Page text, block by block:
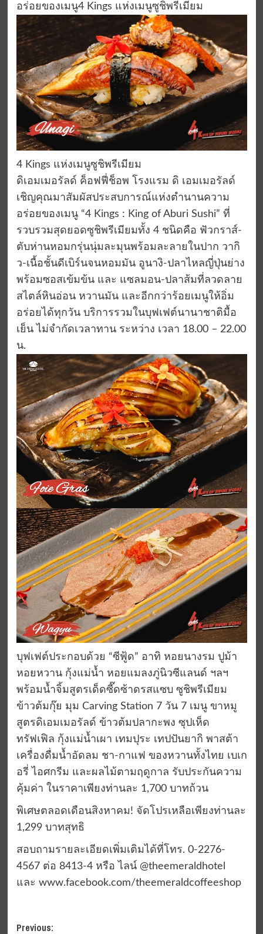
อร่อยของเมนู4 Kings แห่งเมนูซูชิพรีเมียม
4 Kings แห่งเมนูซูชิพรีเมียม
ดิเอมเมอรัลด์ ค็อฟฟี่ช็อพ โรงแรม ดิ เอมเมอรัลด์
เชิญคุณมาสัมผัสประสบการณ์แห่งตำนานความ
อร่อยของเมนู “4 Kings : King of Aburi Sushi” ที่
รวบรวมสุดยอดซูชิพรีเมียมทั้ง 4 ชนิดคือ ฟัวกราส์-
ตับห่านหอมกรุ่นนุ่มละมุนพร้อมละลายในปาก วากิ
ว-เนื้อชั้นดีเบิร์นจนหอมมัน อูนางิ-ปลาไหลญี่ปุ่นย่าง
พร้อมซอสเข้มข้น และ แซลมอน-ปลาส้มที่ลวดลาย
สไตล์หินอ่อน หวานมัน และอีกกว่าร้อยเมนูให้อิ่ม
อร่อยได้ทุกวัน บริการรวมในบุฟเฟต์นานาชาติมื้อ
เย็น ไม่จำกัดเวลาทาน ระหว่าง เวลา 18.00 – 22.00
น.
บุฟเฟต์ประกอบด้วย “ซีฟู้ด” อาทิ หอยนางรม ปูม้า
หอยหวาน กุ้งแม่น้ำ หอยแมลงภู่นิวซีแลนด์ ฯลฯ
พร้อมน้ำจิ้มสูตรเด็ดซี๊ดซ้าดรสแซบ ซูชิพรีเมียม
ข้าวต้มกุ๊ย มุม Carving Station 7 วัน 7 เมนู ขาหมู
สูตรดิเอมเมอรัลด์ ข้าวต้มปลากะพง ซุปเห็ด
ทรัฟเฟิล กุ้งแม่น้ำเผา เทมปุระ เทปปันยากิ พาสต้า
เครื่องดื่มน้ำอัดลม ชา-กาแฟ ของหวานทั้งไทย เบเก
อรี่ ไอศกรีม และผลไม้ตามฤดูกาล รับประกันความ
คุ้มค่า ในราคาเพียงท่านละ 1,700 บาทถ้วน
พิเศษตลอดเดือนสิงหาคม! จัดโปรเหลือเพียงท่านละ
1,299 บาทสุทธิ
สอบถามรายละเอียดเพิ่มเติมได้ที่โทร. 0-2276-
4567 ต่อ 8413-4 หรือ ไลน์ @theemeraldhotel
และ www.facebook.com/theemeraldcoffeeshop
Post
Previous: